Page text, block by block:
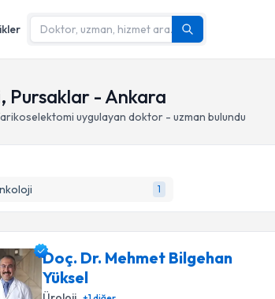
Pursaklar - Ankara
uygulayan doktor - uzman bulundu
1
Doç. Dr. Mehmet Bilgehan
Yüksel